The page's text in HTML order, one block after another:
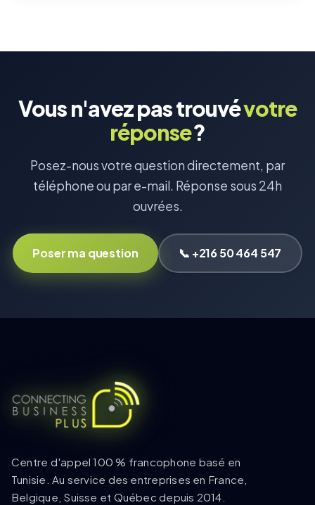
Vous n'avez pas trouvévotre
réponse?
Posez-nous votre question directement, par
téléphone ou par e-mail. Réponse sous 24h
ouvrées.
Poser ma question 📞 +216 50 464 547
Centre d'appel 100 % francophone basé en
Tunisie. Au service des entreprises en France,
Belgique, Suisse et Québec depuis 2014.